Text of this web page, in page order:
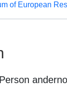
of European